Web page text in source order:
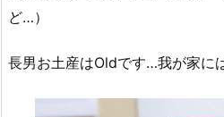
ど…）
長男お土産はOldです…我が家に